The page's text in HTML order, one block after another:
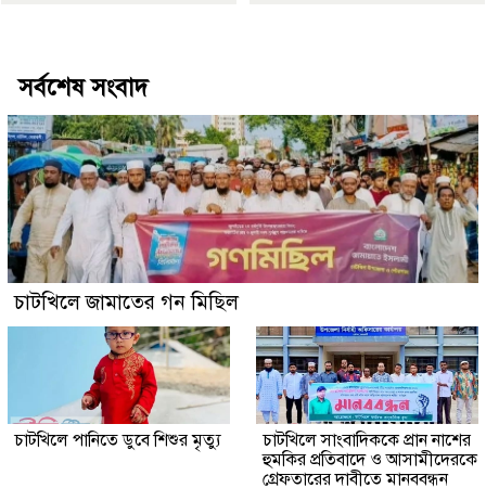
সর্বশেষ সংবাদ
চাটখিলে জামাতের গন মিছিল
চাটখিলে পানিতে ডুবে শিশুর মৃত্যু
চাটখিলে সাংবাদিককে প্রান নাশের
হুমকির প্রতিবাদে ও আসামীদেরকে
গ্রেফতারের দাবীতে মানববন্ধন